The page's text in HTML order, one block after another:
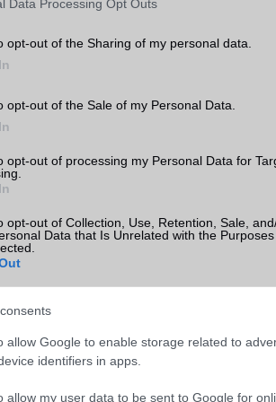
Data Processing Opt Outs
opt-out of the Sharing of my personal data.
opt-out of the Sale of my Personal Data.
opt-out of processing my Personal Data for
opt-out of Collection, Use, Retention, Sale,
Data that Is Unrelated with the
allow Google to enable storage related to
identifiers in apps.
allow my user data to be sent to Google for
okostelefon 2023. november 30-ig 11%
, a
és webáruházában.
kattintsanak a
linkek:
akció